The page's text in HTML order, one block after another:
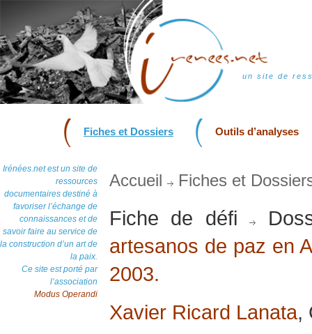
un site de
Fiches et Dossiers Outils d’analyses
Irénées.net est un site de
ressources
documentaires destiné à
favoriser l’échange de
connaissances et de
savoir faire au service de
la construction d’un art de
la paix.
Ce site est porté par
l’association
Modus Operandi
Accueil Fiches et
Fiche de défi
artesanos de paz en
2003.
Xavier Ricard Lanata,